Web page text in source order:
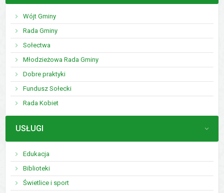
Wójt Gminy
Rada Gminy
Sołectwa
Młodzieżowa Rada Gminy
Dobre praktyki
Fundusz Sołecki
Rada Kobiet
MENU
USŁUGI
Edukacja
Biblioteki
Świetlice i sport